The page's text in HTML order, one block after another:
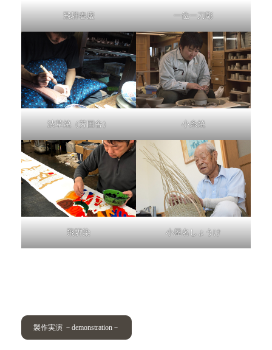
飛騨春慶 一位一刀彫
渋草焼（芳国舎） 小糸焼
飛騨染 小屋名しょうけ
製作実演 －demonstration－